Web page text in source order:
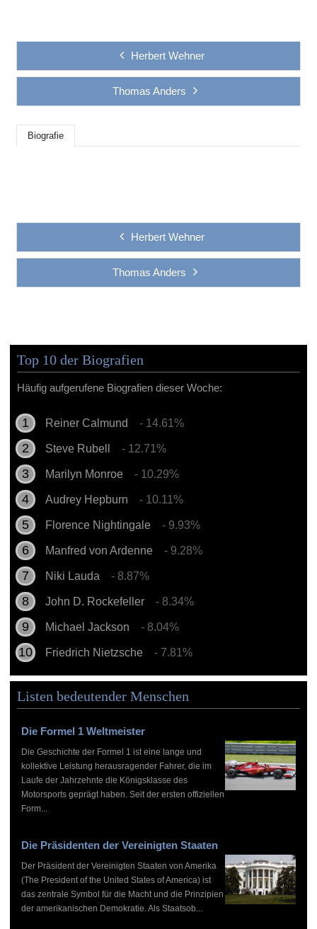
Herbert Wehner
Thomas Anders
Biografie
Herbert Wehner
Thomas Anders
Top 10 der Biografien
Häufig aufgerufene Biografien dieser Woche:
Reiner Calmund - 14.61%
Steve Rubell - 12.71%
Marilyn Monroe - 10.29%
Audrey Hepburn - 10.11%
Florence Nightingale - 9.93%
Manfred von Ardenne - 9.28%
Niki Lauda - 8.87%
John D. Rockefeller - 8.34%
Michael Jackson - 8.04%
Friedrich Nietzsche - 7.81%
Listen bedeutender Menschen
Die Formel 1 Weltmeister
Die Geschichte der Formel 1 ist eine lange und
kollektive Leistung herausragender Fahrer, die im
Laufe der Jahrzehnte die Königsklasse des
Motorsports geprägt haben. Seit der ersten offiziellen
Form...
Die Präsidenten der Vereinigten Staaten
Der Präsident der Vereinigten Staaten von Amerika
(The President of the United States of America) ist
das zentrale Symbol für die Macht und die Prinzipien
der amerikanischen Demokratie. Als Staatsob...